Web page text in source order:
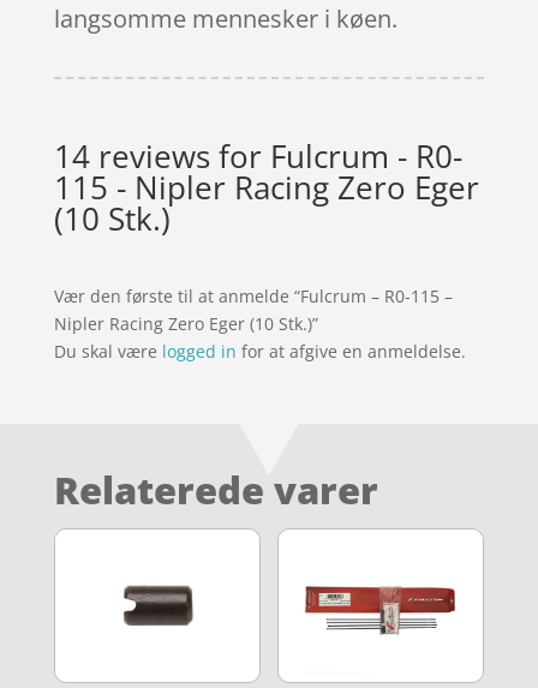
langsomme mennesker i køen.
14 reviews for Fulcrum - R0-
115 - Nipler Racing Zero Eger
(10 Stk.)
Vær den første til at anmelde “Fulcrum – R0-115 –
Nipler Racing Zero Eger (10 Stk.)”
Du skal være logged in for at afgive en anmeldelse.
Relaterede varer